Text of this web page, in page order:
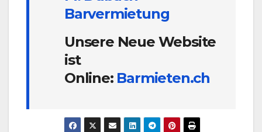
Barvermietung
Unsere Neue Website
ist
Online: Barmieten.ch